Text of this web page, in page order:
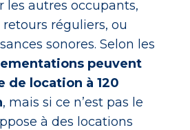
les autres occupants,
réguliers, ou
sonores. Selon les
peuvent
de location à 120
, mais si ce n’est pas le
à des locations